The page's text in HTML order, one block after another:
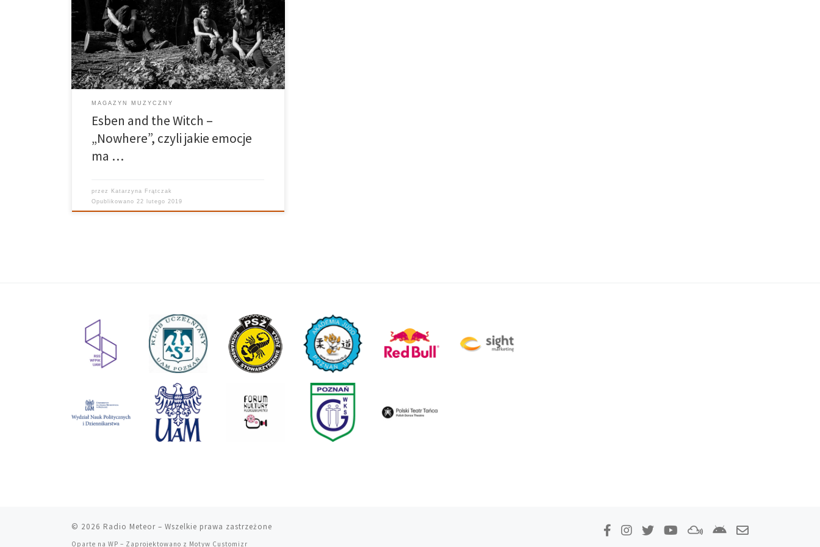
nowy krążek – „Nowhere” i jeśli to słowo miało opisać
płytę, to jest też wyczerpujące jako opis koncertu,
który odbył się 8 lutego w Poznaniu w klubie Pod
Minogą. Nowhere […]
MAGAZYN MUZYCZNY
Esben and the Witch –
„Nowhere”, czyli jakie emocje
ma …
przez Katarzyna Frątczak
Opublikowano 22 lutego 2019
© 2026 Radio Meteor – Wszelkie prawa zastrzeżone
Oparte na WP – Zaprojektowano z Motyw Customizr